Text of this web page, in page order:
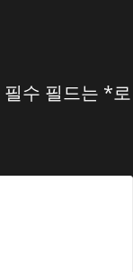
필수 필드는 *로